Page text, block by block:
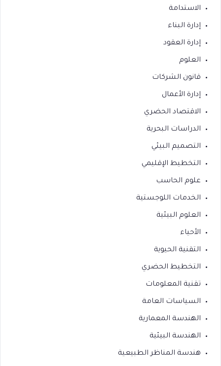
الاستدامة
إدارة البناء
إدارة العقود
العلوم
قانون الشركات
إدارة الأعمال
الاقتصاد الحضري
الدراسات البحرية
التصميم البيئي
التخطيط الإقليمي
علوم الحاسب
الخدمات اللوجستية
العلوم البيئية
الأحياء
التقنية الحيوية
التخطيط الحضري
تقنية المعلومات
السياسات العامة
الهندسة المعمارية
الهندسة البيئية
هندسة المناظر الطبيعية